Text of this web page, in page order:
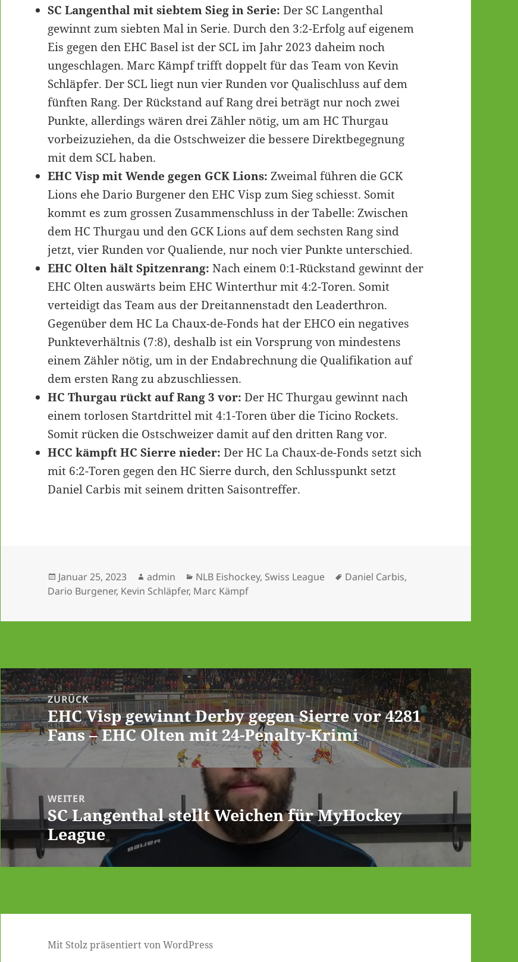
SC Langenthal mit siebtem Sieg in Serie: Der SC Langenthal
gewinnt zum siebten Mal in Serie. Durch den 3:2-Erfolg auf eigenem
Eis gegen den EHC Basel ist der SCL im Jahr 2023 daheim noch
ungeschlagen. Marc Kämpf trifft doppelt für das Team von Kevin
Schläpfer. Der SCL liegt nun vier Runden vor Qualischluss auf dem
fünften Rang. Der Rückstand auf Rang drei beträgt nur noch zwei
Punkte, allerdings wären drei Zähler nötig, um am HC Thurgau
vorbeizuziehen, da die Ostschweizer die bessere Direktbegegnung
mit dem SCL haben.
EHC Visp mit Wende gegen GCK Lions: Zweimal führen die GCK
Lions ehe Dario Burgener den EHC Visp zum Sieg schiesst. Somit
kommt es zum grossen Zusammenschluss in der Tabelle: Zwischen
dem HC Thurgau und den GCK Lions auf dem sechsten Rang sind
jetzt, vier Runden vor Qualiende, nur noch vier Punkte unterschied.
EHC Olten hält Spitzenrang: Nach einem 0:1-Rückstand gewinnt der
EHC Olten auswärts beim EHC Winterthur mit 4:2-Toren. Somit
verteidigt das Team aus der Dreitannenstadt den Leaderthron.
Gegenüber dem HC La Chaux-de-Fonds hat der EHCO ein negatives
Punkteverhältnis (7:8), deshalb ist ein Vorsprung von mindestens
einem Zähler nötig, um in der Endabrechnung die Qualifikation auf
dem ersten Rang zu abzuschliessen.
HC Thurgau rückt auf Rang 3 vor: Der HC Thurgau gewinnt nach
einem torlosen Startdrittel mit 4:1-Toren über die Ticino Rockets.
Somit rücken die Ostschweizer damit auf den dritten Rang vor.
HCC kämpft HC Sierre nieder: Der HC La Chaux-de-Fonds setzt sich
mit 6:2-Toren gegen den HC Sierre durch, den Schlusspunkt setzt
Daniel Carbis mit seinem dritten Saisontreffer.
Veröffentlicht
am
Januar 25, 2023 Autor
admin Kategorien
NLB Eishockey, Swiss League Schlagwörter
Daniel Carbis,
Dario Burgener, Kevin Schläpfer, Marc Kämpf
Beitrags-
NavigationZURÜCK
Vorheriger
Beitrag:
EHC Visp gewinnt Derby gegen Sierre vor 4281
Fans – EHC Olten mit 24-Penalty-Krimi
WEITER
Nächster
Beitrag:
SC Langenthal stellt Weichen für MyHockey
League
Mit Stolz präsentiert von WordPress